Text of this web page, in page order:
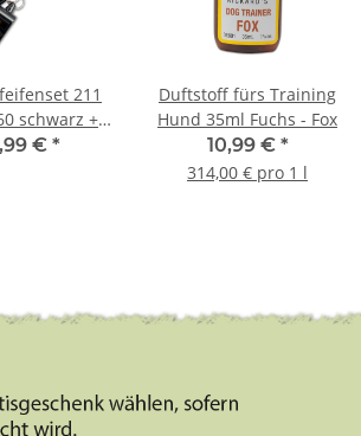
211
schwarz +
kostenlos
€ *
Duftstoff fürs Training
Hund 35ml Fuchs - Fox
10,99 € *
314,00 € pro 1 l